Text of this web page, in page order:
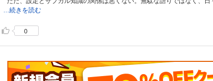
...続きを読む
0